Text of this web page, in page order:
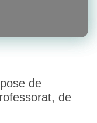
de
de